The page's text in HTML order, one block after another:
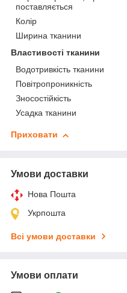
поставляється
Колір
Ширина тканини
Властивості тканини
Водотривкість тканини
Повітропроникність
Зносостійкість
Усадка тканини
Приховати
Умови доставки
Нова Пошта
Укрпошта
Всі умови доставки
Умови оплати